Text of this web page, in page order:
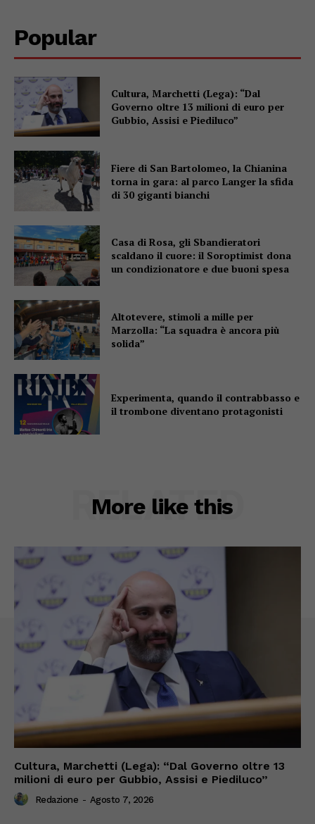
Popular
Cultura, Marchetti (Lega): “Dal
Governo oltre 13 milioni di euro per
Gubbio, Assisi e Piediluco”
Fiere di San Bartolomeo, la Chianina
torna in gara: al parco Langer la sfida
di 30 giganti bianchi
Casa di Rosa, gli Sbandieratori
scaldano il cuore: il Soroptimist dona
un condizionatore e due buoni spesa
Altotevere, stimoli a mille per
Marzolla: “La squadra è ancora più
solida”
Experimenta, quando il contrabbasso e
il trombone diventano protagonisti
More like this
RELATED
Cultura, Marchetti (Lega): “Dal Governo oltre 13
milioni di euro per Gubbio, Assisi e Piediluco”
Redazione - Agosto 7, 2026